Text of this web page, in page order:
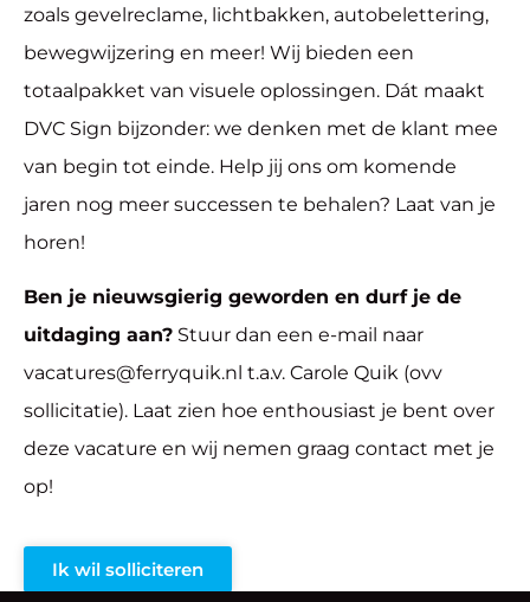
zoals gevelreclame, lichtbakken, autobelettering,
bewegwijzering en meer! Wij bieden een
totaalpakket van visuele oplossingen. Dát maakt
DVC Sign bijzonder: we denken met de klant mee
van begin tot einde. Help jij ons om komende
jaren nog meer successen te behalen? Laat van je
horen!
Ben je nieuwsgierig geworden en durf je de
uitdaging aan? Stuur dan een e-mail naar
vacatures@ferryquik.nl t.a.v. Carole Quik (ovv
sollicitatie). Laat zien hoe enthousiast je bent over
deze vacature en wij nemen graag contact met je
op!
Ik wil solliciteren